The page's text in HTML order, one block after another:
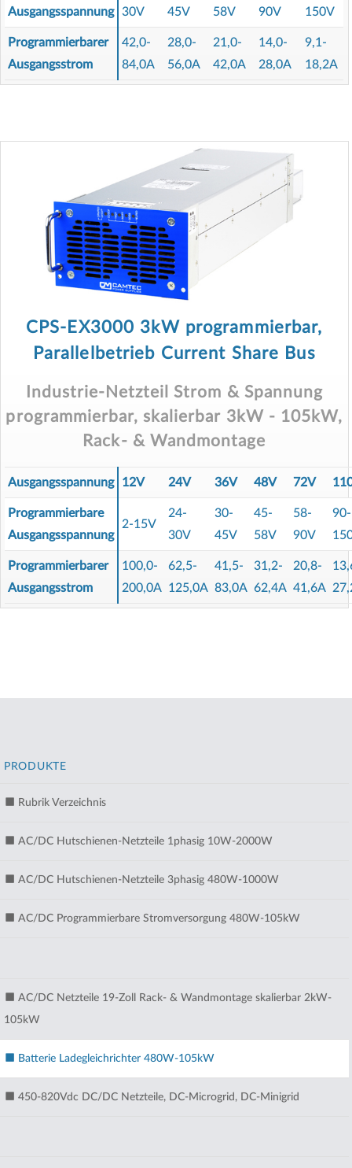
Ausgangsspannung
30V
45V
58V
90V
150V
Programmierbarer
Ausgangsstrom
42,0-
84,0A
28,0-
56,0A
21,0-
42,0A
14,0-
28,0A
9,1-
18,2A
CPS-EX3000 3kW programmierbar,
Parallelbetrieb Current Share Bus
Industrie-Netzteil Strom & Spannung
programmierbar, skalierbar 3kW - 105kW,
Rack- & Wandmontage
Ausgangsspannung 12V 24V 36V 48V 72V
Programmierbare
Ausgangsspannung
2-15V
24-
30V
30-
45V
45-
58V
58-
90V
90-
Programmierbarer
Ausgangsstrom
100,0-
200,0A
62,5-
125,0A
41,5-
83,0A
31,2-
62,4A
20,8-
41,6A
PRODUKTE
Rubrik Verzeichnis
AC/DC Hutschienen-Netzteile 1phasig 10W-2000W
AC/DC Hutschienen-Netzteile 3phasig 480W-1000W
AC/DC Programmierbare Stromversorgung 480W-105kW
AC/DC Netzteile 19-Zoll Rack- & Wandmontage skalierbar 2kW-
105kW
Batterie Ladegleichrichter 480W-105kW
450-820Vdc DC/DC Netzteile, DC-Microgrid, DC-Minigrid